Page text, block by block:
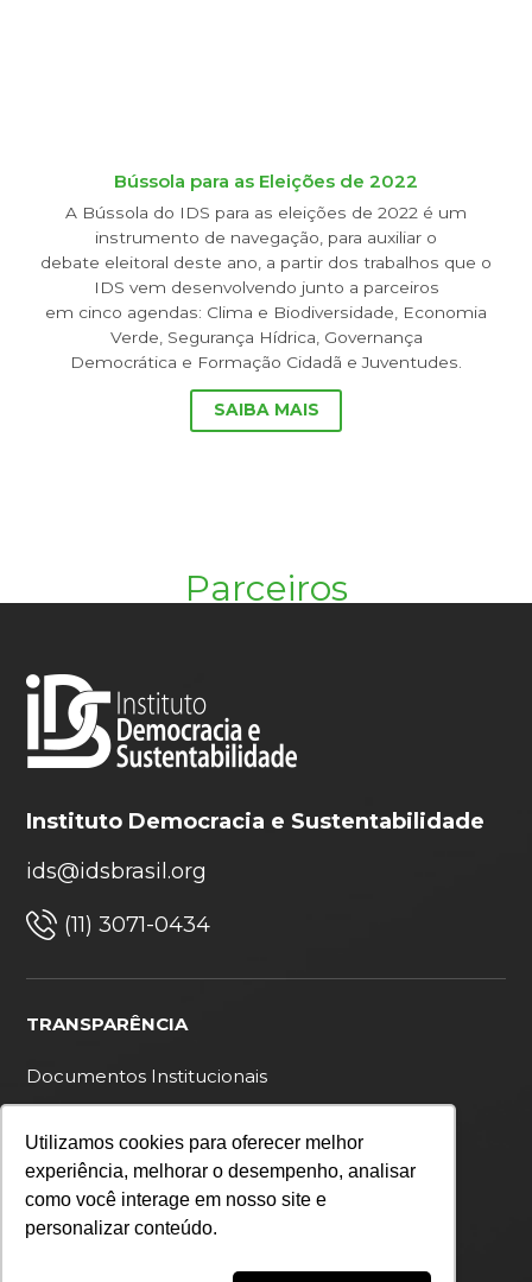
Utilizamos cookies para oferecer melhor
experiência, melhorar o desempenho, analisar
como você interage em nosso site e
personalizar conteúdo.
Bússola para as Eleições de 2022
A Bússola do IDS para as eleições de 2022 é um
instrumento de navegação, para auxiliar o
debate eleitoral deste ano, a partir dos trabalhos que o
IDS vem desenvolvendo junto a parceiros
em cinco agendas: Clima e Biodiversidade, Economia
Verde, Segurança Hídrica, Governança
Democrática e Formação Cidadã e Juventudes.
SAIBA MAIS
Parceiros
Instituto Democracia e Sustentabilidade
ids@idsbrasil.org
(11) 3071-0434
TRANSPARÊNCIA
Documentos Institucionais
Política de privacidade